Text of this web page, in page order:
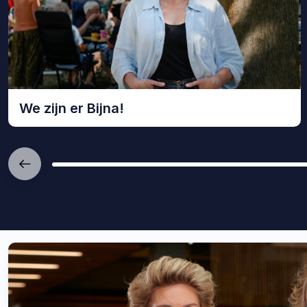
We zijn er Bijna!
We
zijn
er
Bijna!